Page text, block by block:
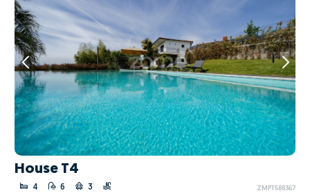
House T4
4 6 3 ZMPT588367